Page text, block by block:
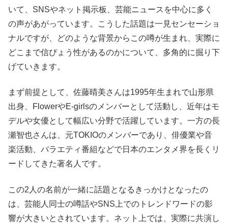
いて、SNSやネット掲示板、芸能ニュースを中心に多く
の声があがっています。こうした話題は一見センセーショ
ナルですが、どのような背景からこの噂が生まれ、実際に
どこまで信ぴょう性があるのかについて、多角的に掘り下
げていきます。
まず前提として、佐藤晴美さんは1995年生まれで山形県
出身、FlowerやE-girlsのメンバーとして活動し、近年はモ
デルや女優として幅広い分野で活躍しています。一方の長
瀬智也さんは、元TOKIOのメンバーであり、俳優業や音
楽活動、バラエティ番組などで日本のエンタメ界を長くリ
ードしてきた著名人です。
この2人の名前が一緒に話題となるきっかけとなったの
は、芸能人同士の噂話やSNS上でのトレンドワードの影
響が大きいとされています。ネット上では、実際に共演し